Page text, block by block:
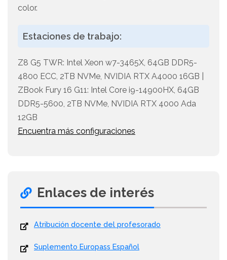
color.
Estaciones de trabajo:
Z8 G5 TWR: Intel Xeon w7-3465X, 64GB DDR5-
4800 ECC, 2TB NVMe, NVIDIA RTX A4000 16GB |
ZBook Fury 16 G11: Intel Core i9-14900HX, 64GB
DDR5-5600, 2TB NVMe, NVIDIA RTX 4000 Ada
12GB
Encuentra más configuraciones
Enlaces de interés
Atribución docente del profesorado
Suplemento Europass Español